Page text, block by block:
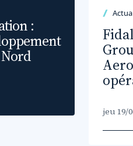
:
jeu 19/